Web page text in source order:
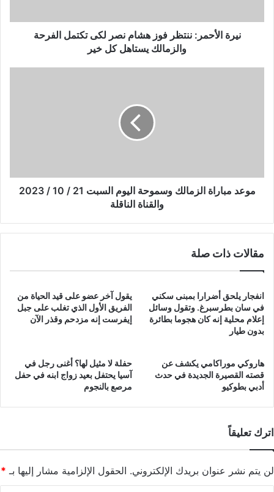
الفرحة
والزمالكنيرة الأحمر: ننتظر فوز هشام نصر لكى تكتمل الفرحة
والزمالك يستاهل كل خير
10
الناقلة
موعد مباراة الزمالك وسموحة اليوم السبت 21 / 10 / 2023
والقناة الناقلة
مقالات ذات صلة
انفجار يلحق أضرارا بمبنى سكني
في سان بطرسبرغ. وتقول وسائل
إعلام محلية إنه كان هجوما بطائرة
بدون طيار
يقول آخر عضو على قيد الحياة من
الفريق الأول الذي تغلب على جبل
إيفرست إنه مزدحم وقذر الآن
هاروكي موراكامي يكشف عن
قصته القصيرة الجديدة في حدث
أدبي بطوكيو
حفلة لا مثيل لها؟ أغنى رجل في
آسيا يحتفل بعيد زواج ابنه في حفل
مرصع بالنجوم
اترك تعليقاً
لن يتم نشر عنوان بريدك الإلكتروني. الحقول الإلزامية مشار إليها بـ *